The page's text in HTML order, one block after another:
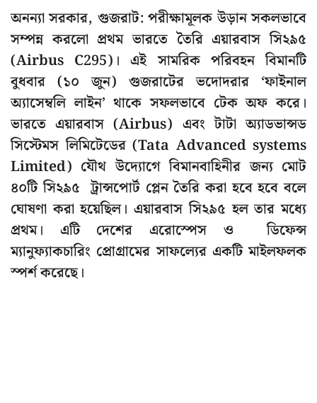
অনন্যা সরকার, গুজরাট: পরীক্ষামূলক উড়ান সকলভাবে
সম্পন্ন করলো প্রথম ভারতে তৈরি এয়ারবাস সি২৯৫
(Airbus C295)। এই সামরিক পরিবহন বিমানটি
বুধবার (১০ জুন) গুজরাটের ভদোদরার ‘ফাইনাল
অ্যাসেম্বলি লাইন’ থাকে সফলভাবে টেক অফ করে।
ভারতে এয়ারবাস (Airbus) এবং টাটা অ্যাডভান্সড
সিস্টেমস লিমিটেডের (Tata Advanced systems
Limited) যৌথ উদ্যোগে বিমানবাহিনীর জন্য মোট
৪০টি সি২৯৫ ট্রান্সপোর্ট প্লেন তৈরি করা হবে হবে বলে
ঘোষণা করা হয়েছিল। এয়ারবাস সি২৯৫ হল তার মধ্যে
প্রথম। এটি দেশের এরোস্পেস ও ডিফেন্স
ম্যানুফ্যাকচারিং প্রোগ্রামের সাফল্যের একটি মাইলফলক
স্পর্শ করেছে।